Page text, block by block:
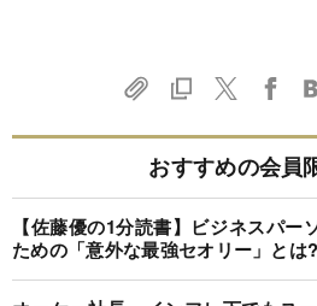
おすすめの会員
【佐藤優の1分読書】ビジネスパー
ための「意外な最強セオリー」とは?